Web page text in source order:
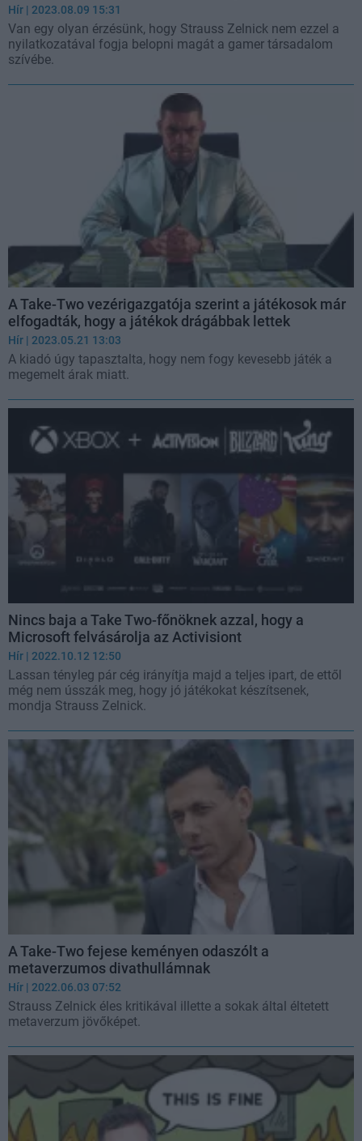
Hír | 2023.08.09 15:31
Van egy olyan érzésünk, hogy Strauss Zelnick nem ezzel a
nyilatkozatával fogja belopni magát a gamer társadalom
szívébe.
A Take-Two vezérigazgatója szerint a játékosok már
elfogadták, hogy a játékok drágábbak lettek
Hír | 2023.05.21 13:03
A kiadó úgy tapasztalta, hogy nem fogy kevesebb játék a
megemelt árak miatt.
Nincs baja a Take Two-főnöknek azzal, hogy a
Microsoft felvásárolja az Activisiont
Hír | 2022.10.12 12:50
Lassan tényleg pár cég irányítja majd a teljes ipart, de ettől
még nem ússzák meg, hogy jó játékokat készítsenek,
mondja Strauss Zelnick.
A Take-Two fejese keményen odaszólt a
metaverzumos divathullámnak
Hír | 2022.06.03 07:52
Strauss Zelnick éles kritikával illette a sokak által éltetett
metaverzum jövőképet.